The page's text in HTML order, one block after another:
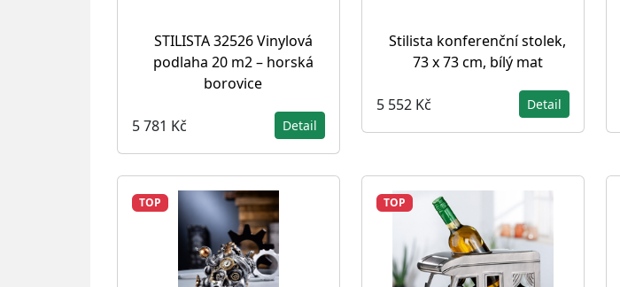
STILISTA 32526 Vinylová
podlaha 20 m2 – horská
borovice
5 781 Kč Detail
Stilista konferenční stolek,
73 x 73 cm, bílý mat
5 552 Kč Detail
TOP TOP